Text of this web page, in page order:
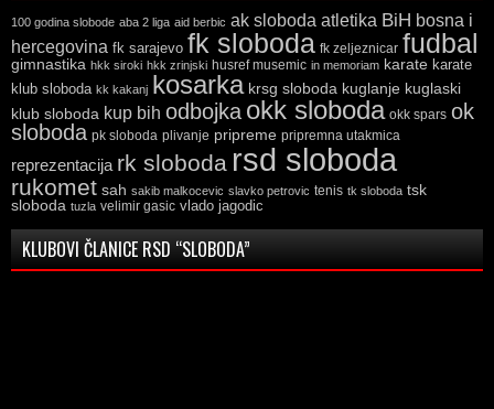
100 godina slobode aba 2 liga aid berbic ak sloboda atletika BiH bosna i
hercegovina fk sarajevo fk sloboda fk zeljeznicar fudbal
gimnastika hkk siroki hkk zrinjski husref musemic in memoriam karate karate
klub sloboda kk kakanj kosarka krsg sloboda kuglanje kuglaski
klub sloboda kup bih odbojka okk sloboda okk spars ok
sloboda pk sloboda plivanje pripreme pripremna utakmica
reprezentacija rk sloboda rsd sloboda
rukomet sah sakib malkocevic slavko petrovic tenis tk sloboda tsk
sloboda tuzla velimir gasic vlado jagodic
KLUBOVI ČLANICE RSD “SLOBODA”